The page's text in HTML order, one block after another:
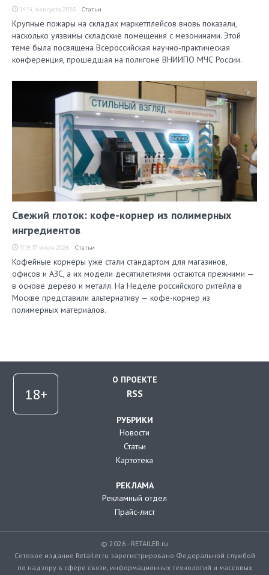
14:14, 4 августа 2026 Статьи
Крупные пожары на складах маркетплейсов вновь показали,
насколько уязвимы складские помещения с мезонинами. Этой
теме была посвящена Всероссийская научно-практическая
конференция, прошедшая на полигоне ВНИИПО МЧС России.
Свежий глоток: кофе-корнер из полимерных
ингредиентов
11:19, 17 июля 2026 Статьи
Кофейные корнеры уже стали стандартом для магазинов,
офисов и АЗС, а их модели десятилетиями остаются прежними —
в основе дерево и металл. На Неделе российского ритейла в
Москве представили альтернативу — кофе-корнер из
полимерных материалов.
О ПРОЕКТЕ
RSS
РУБРИКИ
Новости
Статьи
Картотека
РЕКЛАМА
Рекламный отдел
Прайс-лист
© 2026 - RETAILER.ru
Сетевое издание Retailer.ru зарегистрировано Федеральной службой
по надзору в сфере связи, информационных технологий и массовых